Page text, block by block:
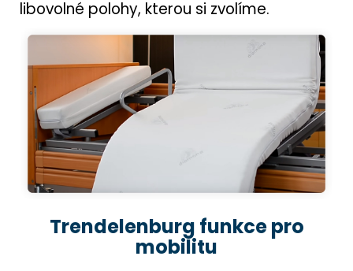
libovolné polohy, kterou si zvolíme.
Trendelenburg funkce pro
mobilitu